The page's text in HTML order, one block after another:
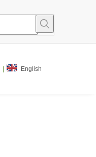
English